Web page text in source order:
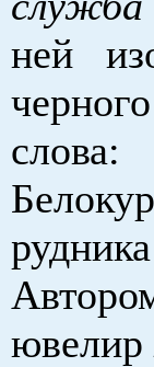
ней
ювелир